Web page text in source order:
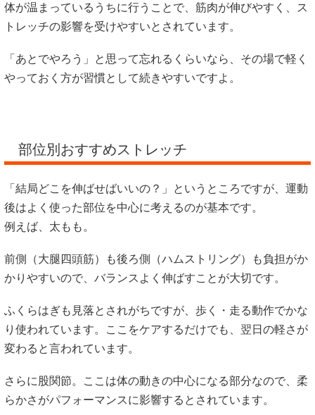
体が温まっているうちに行うことで、筋肉が伸びやすく、ス
トレッチの影響を受けやすいとされています。
「あとでやろう」と思って忘れるくらいなら、その場で軽く
やっておく方が習慣として続きやすいですよ。
部位別おすすめストレッチ
「結局どこを伸ばせばいいの？」というところですが、運動
後はよく使った部位を中心に考えるのが基本です。
例えば、太もも。
前側（大腿四頭筋）も後ろ側（ハムストリング）も負担がか
かりやすいので、バランスよく伸ばすことが大切です。
ふくらはぎも見落とされがちですが、歩く・走る動作でかな
り使われています。ここをケアするだけでも、翌日の軽さが
変わると言われています。
さらに股関節。ここは体の動きの中心になる部分なので、柔
らかさがパフォーマンスに影響するとされています。